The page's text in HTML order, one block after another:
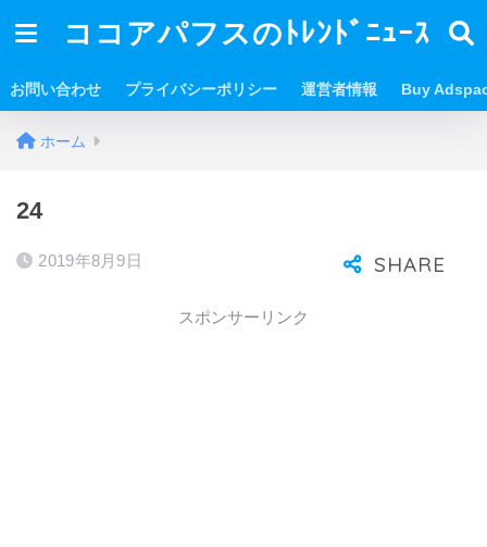
ココアパフスのﾄﾚﾝﾄﾞﾆｭｰｽ
お問い合わせ プライバシーポリシー 運営者情報 Buy
ホーム
24
2019年8月9日
スポンサーリンク